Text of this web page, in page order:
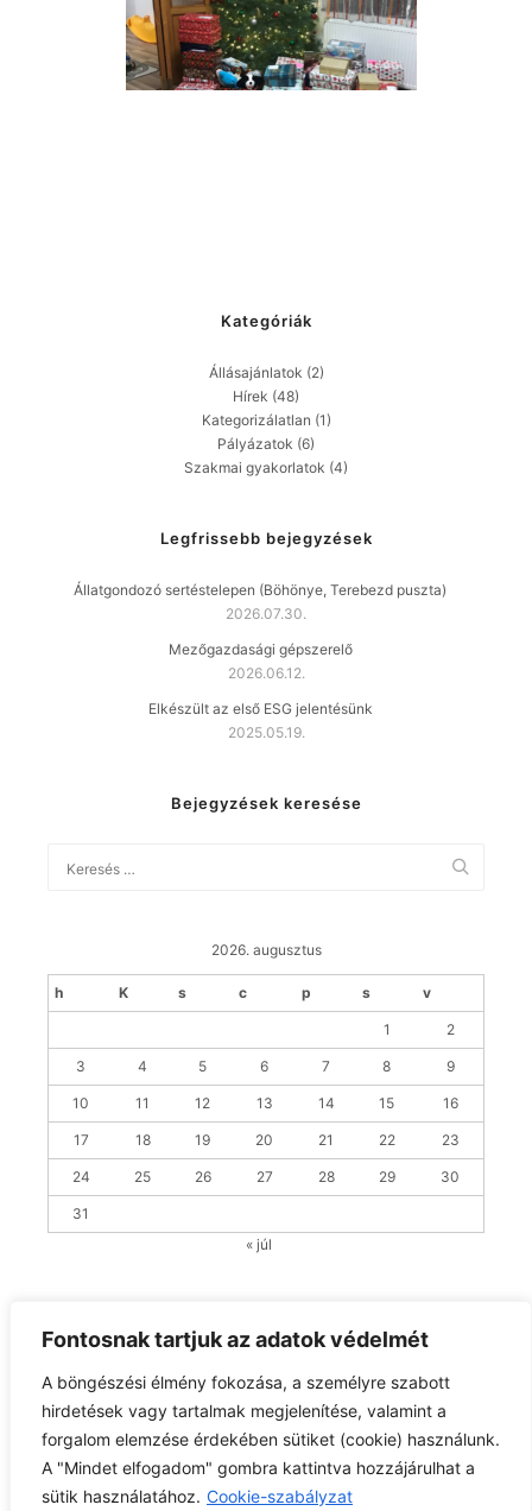
Fontosnak tartjuk az adatok védelmét
A böngészési élmény fokozása, a személyre szabott
hirdetések vagy tartalmak megjelenítése, valamint a
forgalom elemzése érdekében sütiket (cookie) használunk.
A "Mindet elfogadom" gombra kattintva hozzájárulhat a
sütik használatához. Cookie-szabályzat
Kategóriák
Állásajánlatok (2)
Hírek (48)
Kategorizálatlan (1)
Pályázatok (6)
Szakmai gyakorlatok (4)
Legfrissebb bejegyzések
Állatgondozó sertéstelepen (Böhönye, Terebezd puszta)
2026.07.30.
Mezőgazdasági gépszerelő
2026.06.12.
Elkészült az első ESG jelentésünk
2025.05.19.
Bejegyzések keresése
2026. augusztus
h K s c p s v
1 2
3 4 5 6 7 8 9
10 11 12 13 14 15 16
17 18 19 20 21 22 23
24 25 26 27 28 29 30
31
« júl
Claessens Group
H-7563 Somogyszob, Nagybaráti-puszta · Telefon:
+36 82/553 600· E-mail:office@cla.hu
Minden jog fenntartva. All rights reserved.